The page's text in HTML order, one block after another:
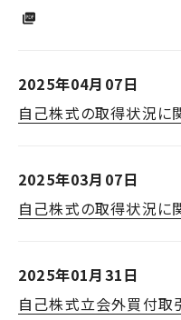
2025年04月07日
自己株式の取得状況に
2025年03月07日
自己株式の取得状況に
2025年01月31日
自己株式立会外買付取